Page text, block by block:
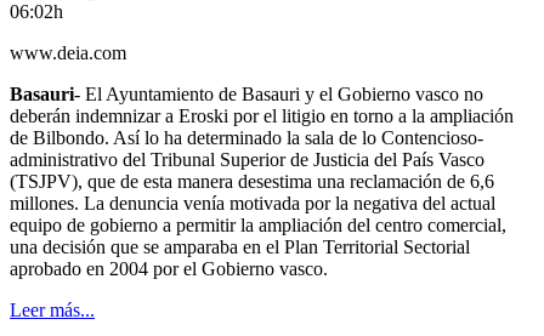
06:02h
www.deia.com
Basauri- El Ayuntamiento de Basauri y el Gobierno vasco no
deberán indemnizar a Eroski por el litigio en torno a la ampliación
de Bilbondo. Así lo ha determinado la sala de lo Contencioso-
administrativo del Tribunal Superior de Justicia del País Vasco
(TSJPV), que de esta manera desestima una reclamación de 6,6
millones. La denuncia venía motivada por la negativa del actual
equipo de gobierno a permitir la ampliación del centro comercial,
una decisión que se amparaba en el Plan Territorial Sectorial
aprobado en 2004 por el Gobierno vasco.
Leer más...